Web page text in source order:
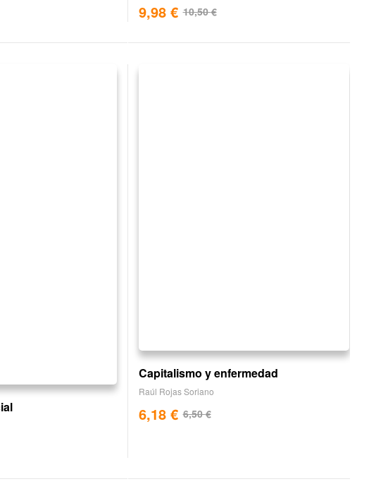
10,50€
9,98 €
Capitalismo y enfermedad
Raúl Rojas Soriano
6,50€
6,18 €